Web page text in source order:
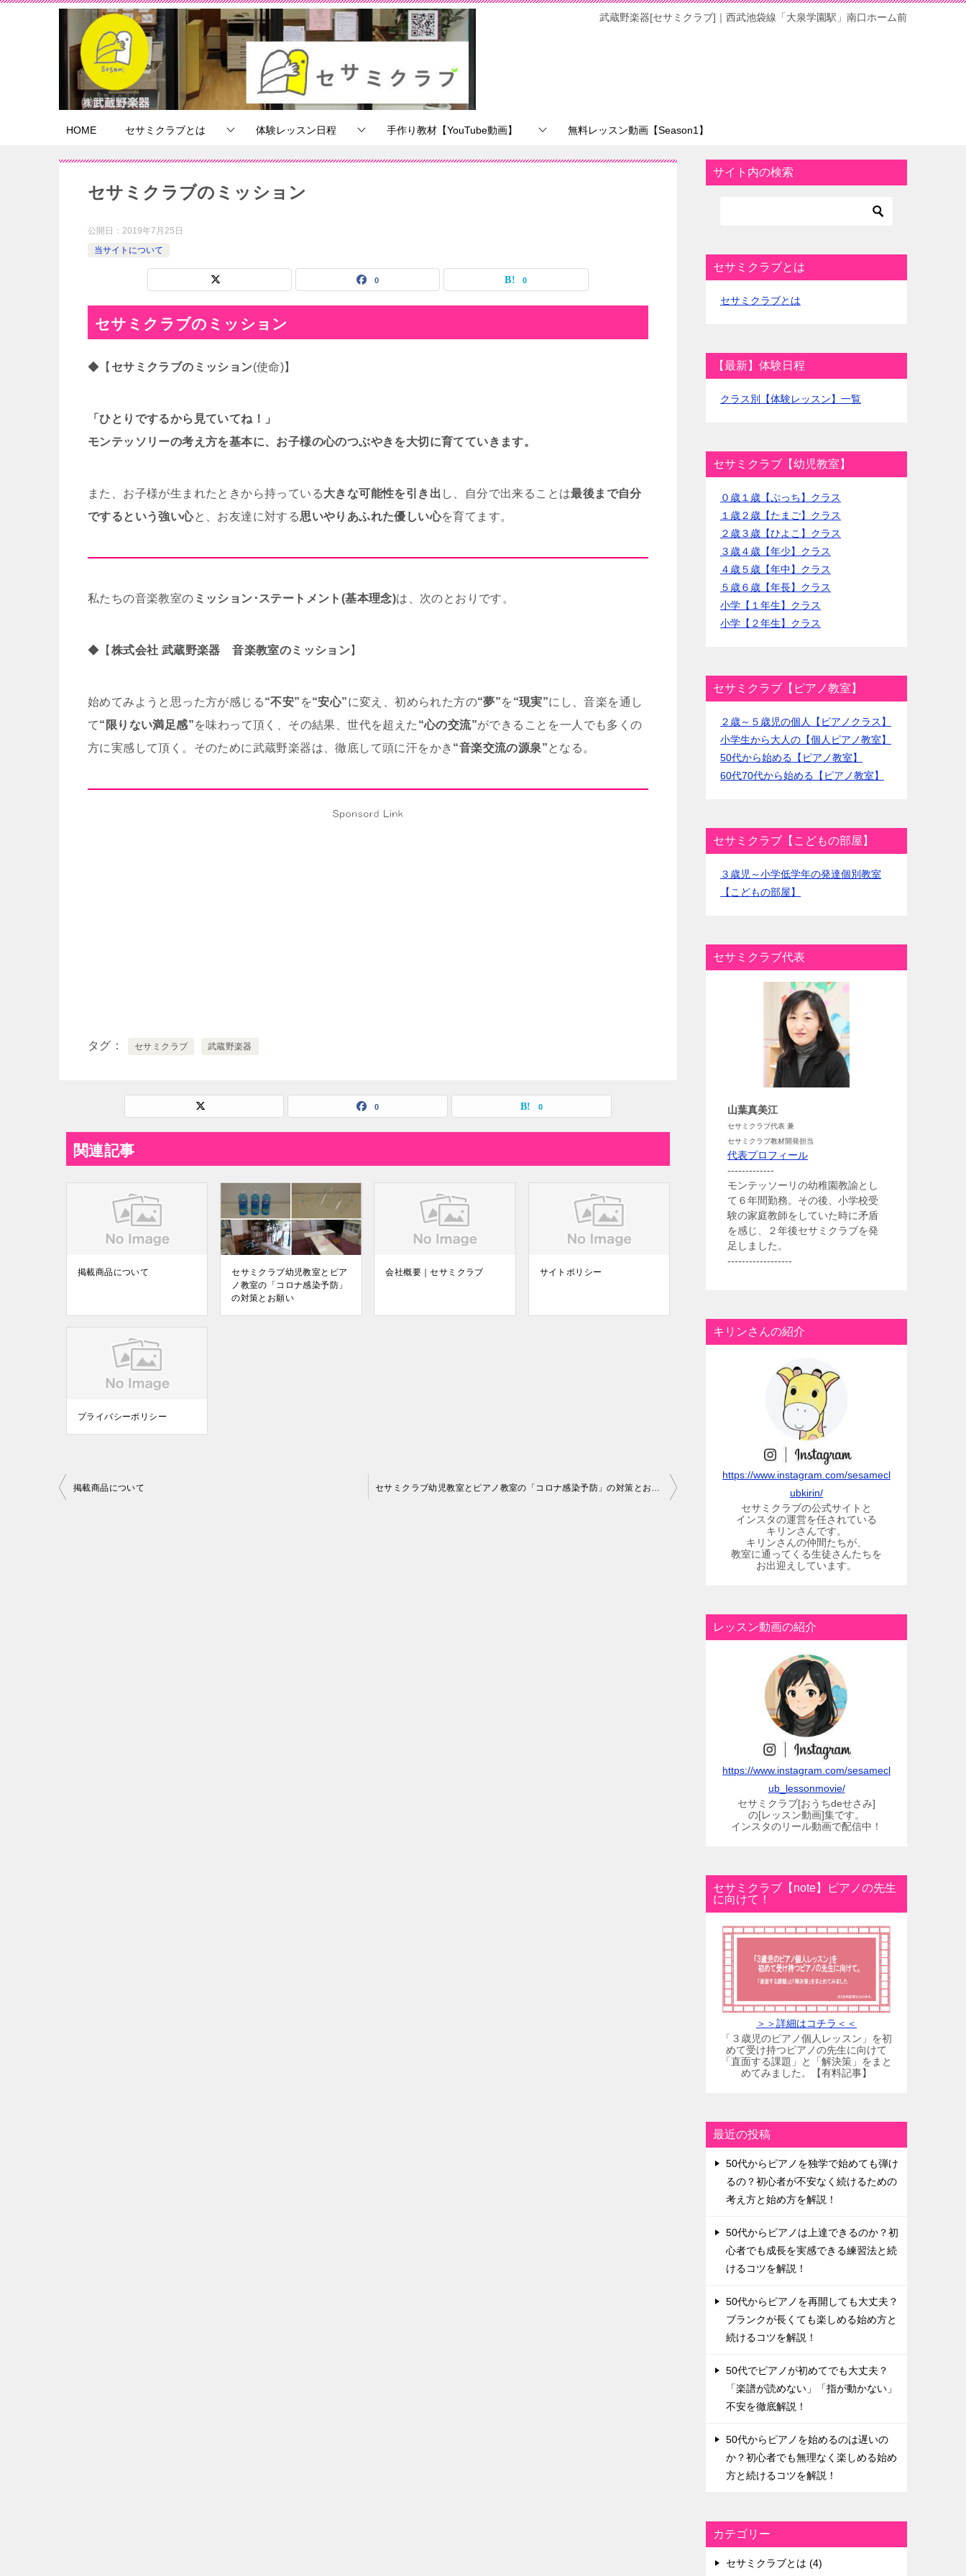
武蔵野楽器[セサミクラブ]｜西武池袋線「大泉学園駅」南口ホーム前
HOME セサミクラブとは 体験レッスン日程 手作り教材【YouTube動画】 無料レッスン動画【Season1】
セサミクラブのミッション
公開日： 2019年7月25日
当サイトについて
0 0
セサミクラブのミッション
◆【 セサミクラブのミッション(使命)】
「ひとりでするから見ていてね！」
モンテッソリーの考え方を基本に、お子様の心のつぶやきを大切に育てていきます。
また、お子様が生まれたときから持っている大きな可能性を引き出 し、自分で出来ることは最後まで自分
でするという強い心と、お友達に対する思いやりあふれた優しい心を育てます。
私たちの音楽教室の ミッション･ステートメント(基本理念)は、次のとおりです。
◆【 株式会社 武蔵野楽器 音楽教室のミッション】
始めてみようと思った方が感じる“不安” を“安心”に変え、初められた方の“夢”を“現実”にし、音楽を通し
て“限りない満足感”を味わって頂く、その結果、世代を超えた “心の交流”ができることを一人でも多くの
方に実感して頂く。そのために武蔵野楽器は、徹底して頭に汗をかき “音楽交流の源泉”となる。
タグ セサミクラブ 武蔵野楽器
0 0
関連記事
掲載商品について
セサミクラブ幼児教室とピア
ノ教室の「コロナ感染予防」
の対策とお願い
会社概要｜セサミクラブ サイトポリシー
プライバシーポリシー
投掲載商品について セサミクラブ幼児教室とピアノ教室の「コロナ感染予防」の対策とお願い
サイト内の検索
セサミクラブとは
セサミクラブとは
【最新】体験日程
クラス別【体験レッスン】一覧
セサミクラブ【幼児教室】
０歳１歳【ぷっち】クラス
１歳２歳【たまご】クラス
２歳３歳【ひよこ】クラス
３歳４歳【年少】クラス
４歳５歳【年中】クラス
５歳６歳【年長】クラス
小学【１年生】クラス
小学【２年生】クラス
セサミクラブ【ピアノ教室】
２歳～５歳児の個人【ピアノクラス】
小学生から大人の【個人ピアノ教室】
50代から始める【ピアノ教室】
60代70代から始める【ピアノ教室】
セサミクラブ【こどもの部屋】
３歳児～小学低学年の発達個別教室
【こどもの部屋】
セサミクラブ代表
山葉真美江
セサミクラブ代表 兼
セサミクラブ教材開発担当
代表プロフィール
-------------
モンテッソーリの幼稚園教諭とし
て６年間勤務。その後、小学校受
験の家庭教師をしていた時に矛盾
を感じ、２年後セサミクラブを発
足しました。
------------------
キリンさんの紹介
https://www.instagram.com/sesamecl
ubkirin/
セサミクラブの公式サイトと
インスタの運営を任されている
キリンさんです。
キリンさんの仲間たちが、
教室に通ってくる生徒さんたちを
お出迎えしています。
レッスン動画の紹介
https://www.instagram.com/sesamecl
ub_lessonmovie/
セサミクラブ[おうちdeせさみ]
の[レッスン動画]集です。
インスタのリール動画で配信中！
セサミクラブ【note】ピアノの先生
に向けて！
＞＞詳細はコチラ＜＜
「３歳児のピアノ個人レッスン」を初
めて受け持つピアノの先生に向けて
「直面する課題」と「解決策」をまと
めてみました。【有料記事】
最近の投稿
50代からピアノを独学で始めても弾け
るの？初心者が不安なく続けるための
考え方と始め方を解説！
50代からピアノは上達できるのか？初
心者でも成長を実感できる練習法と続
けるコツを解説！
50代からピアノを再開しても大丈夫？
ブランクが長くても楽しめる始め方と
続けるコツを解説！
50代でピアノが初めてでも大丈夫？
「楽譜が読めない」「指が動かない」
不安を徹底解説！
50代からピアノを始めるのは遅いの
か？初心者でも無理なく楽しめる始め
方と続けるコツを解説！
カテゴリー
セサミクラブとは (4)